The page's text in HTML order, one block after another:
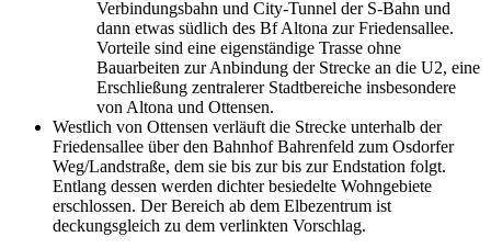
Verbindungsbahn und City-Tunnel der S-Bahn und
dann etwas südlich des Bf Altona zur Friedensallee.
Vorteile sind eine eigenständige Trasse ohne
Bauarbeiten zur Anbindung der Strecke an die U2, eine
Erschließung zentralerer Stadtbereiche insbesondere
von Altona und Ottensen.
Westlich von Ottensen verläuft die Strecke unterhalb der
Friedensallee über den Bahnhof Bahrenfeld zum Osdorfer
Weg/Landstraße, dem sie bis zur bis zur Endstation folgt.
Entlang dessen werden dichter besiedelte Wohngebiete
erschlossen. Der Bereich ab dem Elbezentrum ist
deckungsgleich zu dem verlinkten Vorschlag.